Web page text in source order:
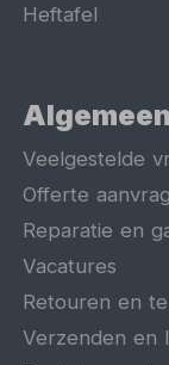
Heftafel
Algemeen
Veelgestelde
Offerte
Reparatie en
Vacatures
Retouren en
Verzenden en